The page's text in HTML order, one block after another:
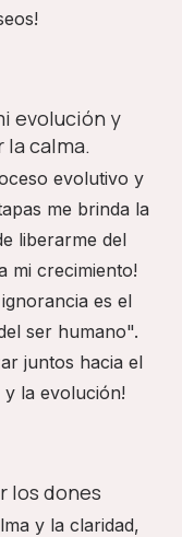
evolución y
la calma.
evolutivo y
me brinda la
liberarme del
mi crecimiento!
es el
ser humano".
juntos hacia el
la evolución!
los dones
y la claridad,